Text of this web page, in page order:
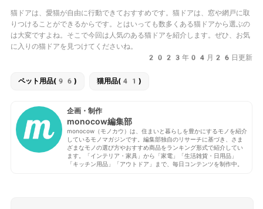
猫ドアは、愛猫が自由に行動できておすすめです。猫ドアは、窓や網戸に取
りつけることができるからです。とはいっても数多くある猫ドアから選ぶの
は大変ですよね。そこで今回は人気のある猫ドアを紹介します。ぜひ、お気
に入りの猫ドアを見つけてくださいね。
2023年04月26日更新
ペット用品(96) 猫用品(41)
企画・制作
monocow編集部
monocow（モノカウ）は、住まいと暮らしを豊かにするモノを紹介
しているモノマガジンです。編集部独自のリサーチに基づき、さま
ざまなモノの選び方やおすすめ商品をランキング形式で紹介してい
ます。「インテリア・家具」から「家電」「生活雑貨・日用品」
「キッチン用品」「アウトドア」まで、毎日コンテンツを制作中。